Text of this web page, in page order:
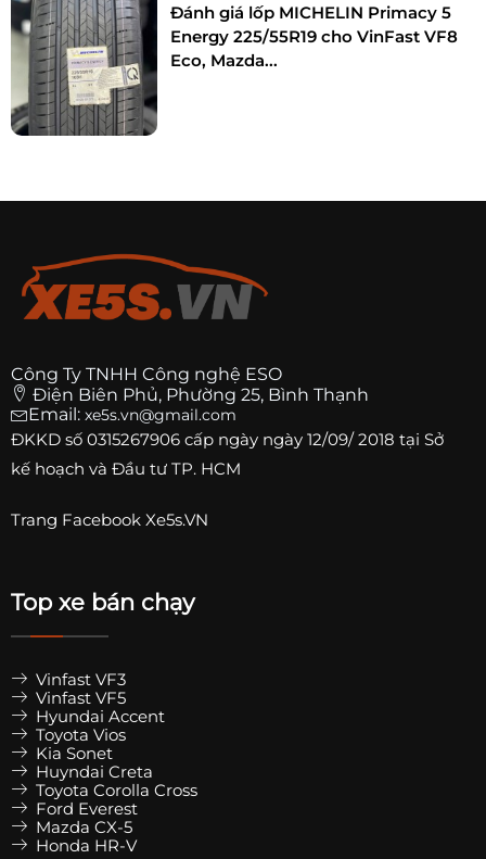
Đánh giá lốp MICHELIN Primacy 5
Energy 225/55R19 cho VinFast VF8
Eco, Mazda...
Công Ty TNHH Công nghệ ESO
Điện Biên Phủ, Phường 25, Bình Thạnh
Email: xe5s.vn@gmail.com
ĐKKD số 0315267906 cấp ngày ngày 12/09/ 2018 tại Sở
kế hoạch và Đầu tư TP. HCM
Trang Facebook Xe5s.VN
Top xe bán chạy
Vinfast VF3
Vinfast VF5
Hyundai Accent
Toyota Vios
Kia Sonet
Huyndai Creta
Toyota Corolla Cross
Ford Everest
Mazda CX-5
Honda HR-V